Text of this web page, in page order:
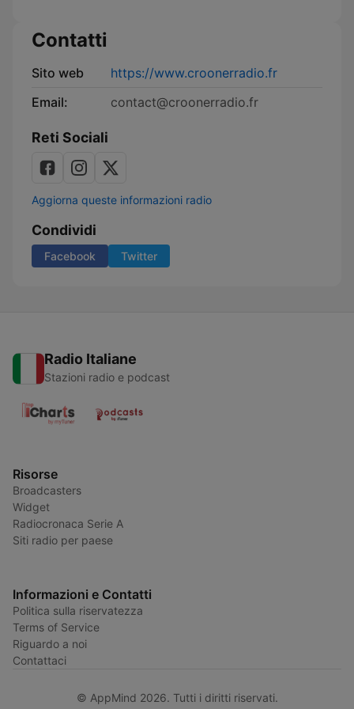
L'émission
des
marques
Contatti
Sito web
https://www.croonerradio.fr
Email:
contact@croonerradio.fr
Reti Sociali
Aggiorna queste informazioni radio
Condividi
Facebook Twitter
Radio Italiane
Stazioni radio e podcast
Risorse
Broadcasters
Widget
Radiocronaca Serie A
Siti radio per paese
Informazioni e Contatti
Politica sulla riservatezza
Terms of Service
Riguardo a noi
Contattaci
© AppMind 2026. Tutti i diritti riservati.